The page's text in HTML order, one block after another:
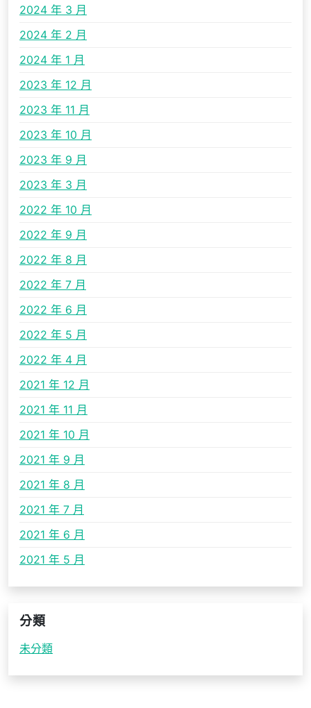
2024 年 3 月
2024 年 2 月
2024 年 1 月
2023 年 12 月
2023 年 11 月
2023 年 10 月
2023 年 9 月
2023 年 3 月
2022 年 10 月
2022 年 9 月
2022 年 8 月
2022 年 7 月
2022 年 6 月
2022 年 5 月
2022 年 4 月
2021 年 12 月
2021 年 11 月
2021 年 10 月
2021 年 9 月
2021 年 8 月
2021 年 7 月
2021 年 6 月
2021 年 5 月
分類
未分類